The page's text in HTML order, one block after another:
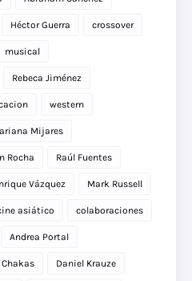
Héctor Guerra crossover
musical
Rebeca Jiménez
western
Mijares
Rocha Raúl Fuentes
Vázquez Mark Russell
asiático colaboraciones
Andrea Portal
Daniel Krauze